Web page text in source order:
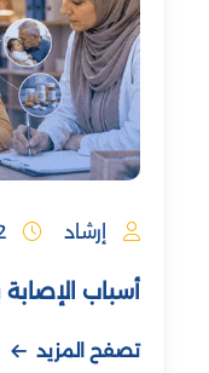
إرشاد
أسباب الإصابة
تصفح المزيد